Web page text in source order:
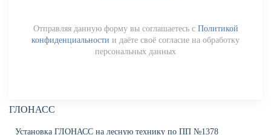
Отправляя данную форму вы соглашаетесь с Политикой
конфиденциальности и даёте своё согласие на обработку
персональных данных
ГЛОНАСС
Установка ГЛОНАСС на лесную технику по ПП №1378